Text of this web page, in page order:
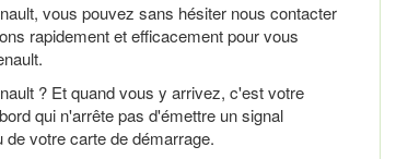
vous pouvez sans hésiter nous contacter
rapidement et efficacement pour vous
? Et quand vous y arrivez, c'est votre
qui n'arrête pas d'émettre un signal
votre carte de démarrage.